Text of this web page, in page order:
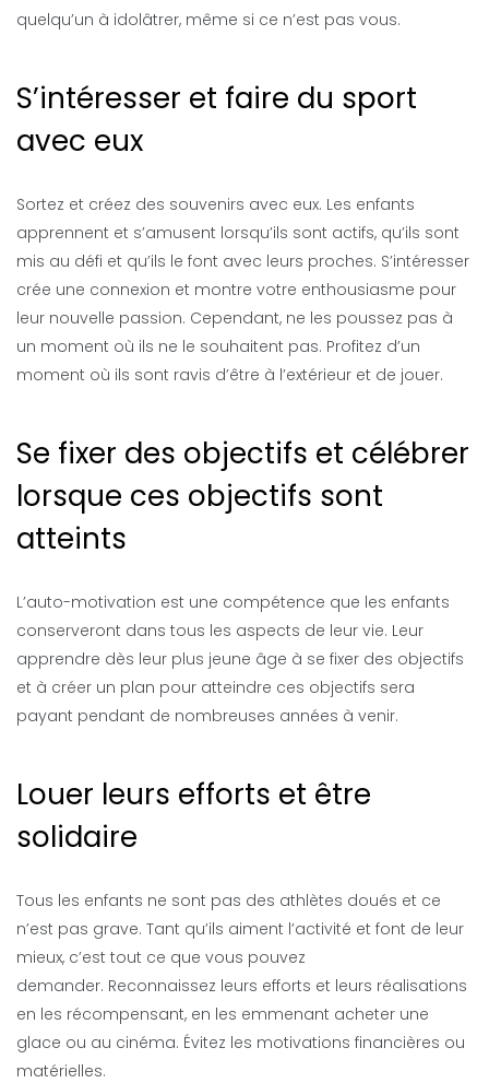
quelqu’un à idolâtrer, même si ce n’est pas vous.
S’intéresser et faire du sport
avec eux
Sortez et créez des souvenirs avec eux. Les enfants
apprennent et s’amusent lorsqu’ils sont actifs, qu’ils sont
mis au défi et qu’ils le font avec leurs proches. S’intéresser
crée une connexion et montre votre enthousiasme pour
leur nouvelle passion. Cependant, ne les poussez pas à
un moment où ils ne le souhaitent pas. Profitez d’un
moment où ils sont ravis d’être à l’extérieur et de jouer.
Se fixer des objectifs et célébrer
lorsque ces objectifs sont
atteints
L’auto-motivation est une compétence que les enfants
conserveront dans tous les aspects de leur vie. Leur
apprendre dès leur plus jeune âge à se fixer des objectifs
et à créer un plan pour atteindre ces objectifs sera
payant pendant de nombreuses années à venir.
Louer leurs efforts et être
solidaire
Tous les enfants ne sont pas des athlètes doués et ce
n’est pas grave. Tant qu’ils aiment l’activité et font de leur
mieux, c’est tout ce que vous pouvez
demander. Reconnaissez leurs efforts et leurs réalisations
en les récompensant, en les emmenant acheter une
glace ou au cinéma. Évitez les motivations financières ou
matérielles.